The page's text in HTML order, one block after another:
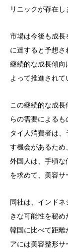
リニックが存在し
市場は今後も成
に達すると予想さ
継続的な成長傾
よって推進されて
この継続的な成
らの需要によるも
タイ人消費者は
す機会があるため
外国人は、手頃
を求めて、美容サ
同社は、インド
きな可能性を秘め
韓国に比べて距
アには美容整形サ